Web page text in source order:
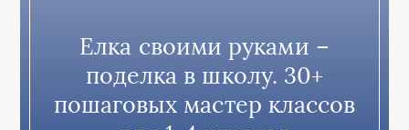
Елка своими руками –
поделка в школу. 30+
пошаговых мастер классов